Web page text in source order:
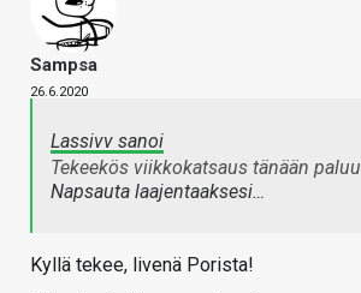
Sampsa
26.6.2020
Lassivv sanoi
Tekeekös viikkokatsaus tänään
Napsauta laajentaaksesi…
Kyllä tekee, livenä Porista!